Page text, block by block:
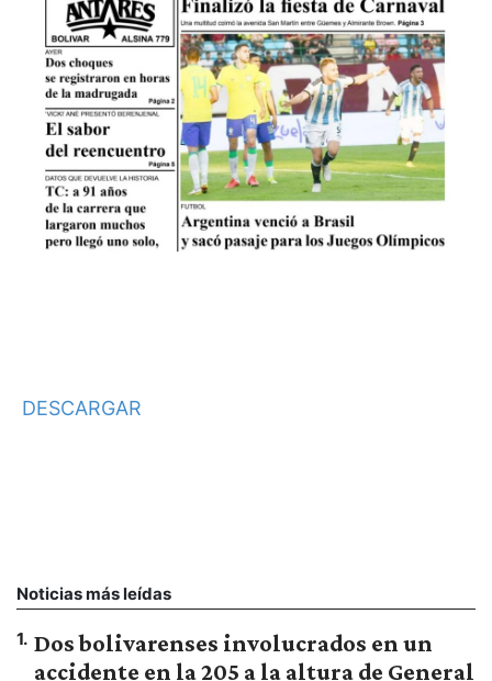
DESCARGAR
Noticias más leídas
1. Dos bolivarenses involucrados en un
accidente en la 205 a la altura de General